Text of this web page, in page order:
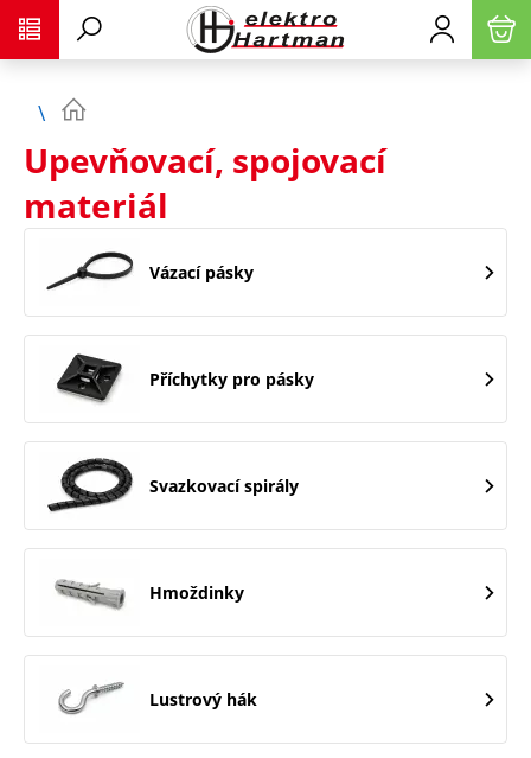
Upevňovací, spojovací
materiál
Vázací pásky
Příchytky pro pásky
Svazkovací spirály
Hmoždinky
Lustrový hák